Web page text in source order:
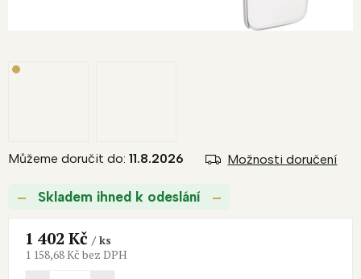
Skladem ihned k odeslání
Můžeme doručit do: 11.8.2026 Možnosti doručení
1 402 Kč/ ks
1 158,68 Kč bez DPH